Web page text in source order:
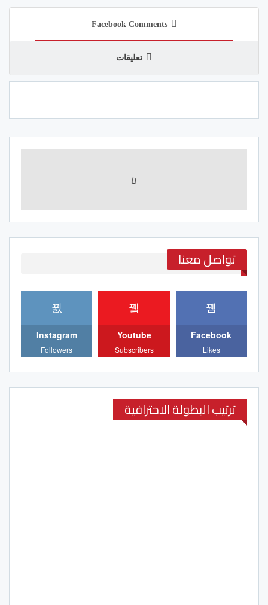
Facebook Comments
تعليقات
تواصل معنا
Facebook
Likes
Youtube
Subscribers
Instagram
Followers
ترتيب البطولة الاحترافية